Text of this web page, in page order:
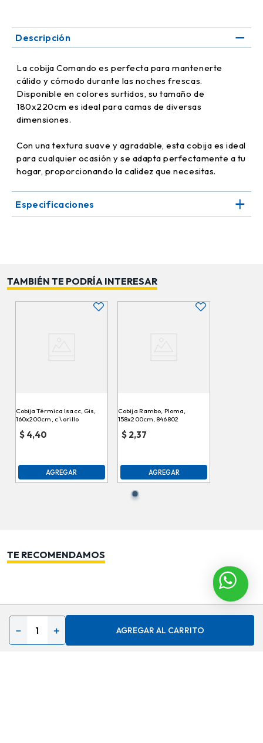
＋
－ AGREGAR AL CARRITO
Descripción
La cobija Comando es perfecta para mantenerte
cálido y cómodo durante las noches frescas.
Disponible en colores surtidos, su tamaño de
180x220cm es ideal para camas de diversas
dimensiones.
Con una textura suave y agradable, esta cobija es ideal
para cualquier ocasión y se adapta perfectamente a tu
hogar, proporcionando la calidez que necesitas.
Especificaciones
TAMBIÉN TE PODRÍA INTERESAR
Cobija Térmica Isacc, Gis,
160x200cm, c \ orillo
$ 4,40
AGREGAR
Cobija Rambo, Ploma,
158x200cm, 846802
$ 2,37
AGREGAR
TE RECOMENDAMOS
Contáctenos
Acerca de